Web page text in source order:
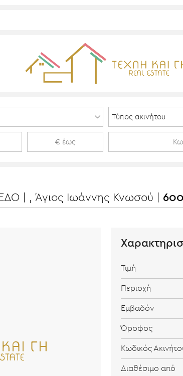
| , Άγιος Ιωάννης Κνωσού |
Τιμή
Περιοχή
Εμβαδόν
Όροφος
Κωδικός
Διαθέσιμο από